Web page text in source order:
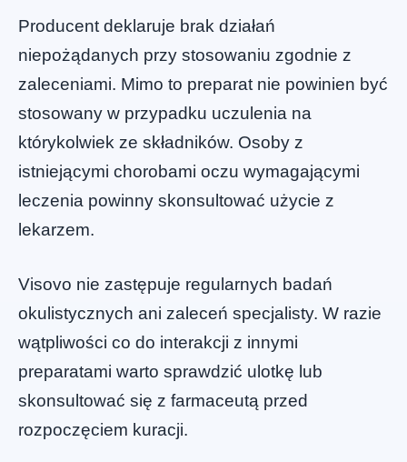
Producent deklaruje brak działań
niepożądanych przy stosowaniu zgodnie z
zaleceniami. Mimo to preparat nie powinien być
stosowany w przypadku uczulenia na
którykolwiek ze składników. Osoby z
istniejącymi chorobami oczu wymagającymi
leczenia powinny skonsultować użycie z
lekarzem.
Visovo nie zastępuje regularnych badań
okulistycznych ani zaleceń specjalisty. W razie
wątpliwości co do interakcji z innymi
preparatami warto sprawdzić ulotkę lub
skonsultować się z farmaceutą przed
rozpoczęciem kuracji.